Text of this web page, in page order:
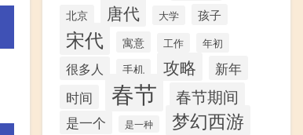
北京 唐代 大学 孩子
宋代 寓意 工作 年初
很多人 手机 攻略
新年
时间
春节 春节期间
是一个 是一种 梦幻西游